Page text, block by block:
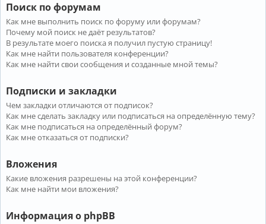
Поиск по форумам
Как мне выполнить поиск по форуму или форумам?
Почему мой поиск не даёт результатов?
В результате моего поиска я получил пустую страницу!
Как мне найти пользователя конференции?
Как мне найти свои сообщения и созданные мной темы?
Подписки и закладки
Чем закладки отличаются от подписок?
Как мне сделать закладку или подписаться на определённую тему?
Как мне подписаться на определённый форум?
Как мне отказаться от подписки?
Вложения
Какие вложения разрешены на этой конференции?
Как мне найти мои вложения?
Информация о phpBB